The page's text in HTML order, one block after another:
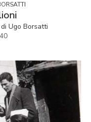
Ugo Borsatti